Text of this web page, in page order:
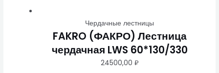
Чердачные лестницы
FAKRO (ФАКРО) Лестница
чердачная LWS 60*130/330
24500,00 ₽